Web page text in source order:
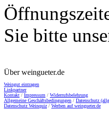
Sie bitte
Über weingueter.de
Weingut eintragen
Linkpartner
Kontakt / Impressum / Widerrufsbelehrung
Allgemeine Geschäftsbedingungen / Datenschutz
Datenschutz Weinquiz / Werben auf weingueter.de